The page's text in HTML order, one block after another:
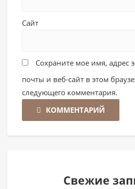
Сайт
Сохраните мое имя, адрес
почты и веб-сайт в этом
следующего комментария.
КОММЕНТАРИЙ
Свежие